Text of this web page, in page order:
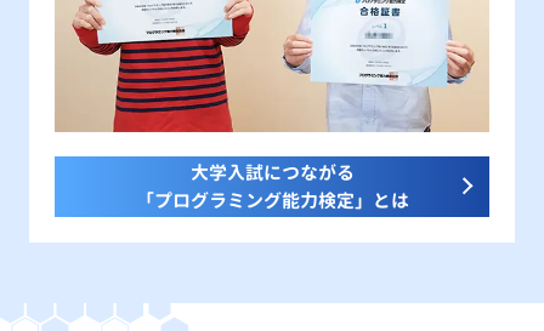
大学入試につながる
「プログラミング能力検定」とは